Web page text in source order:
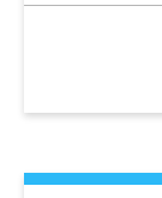
ろん、
で、ご